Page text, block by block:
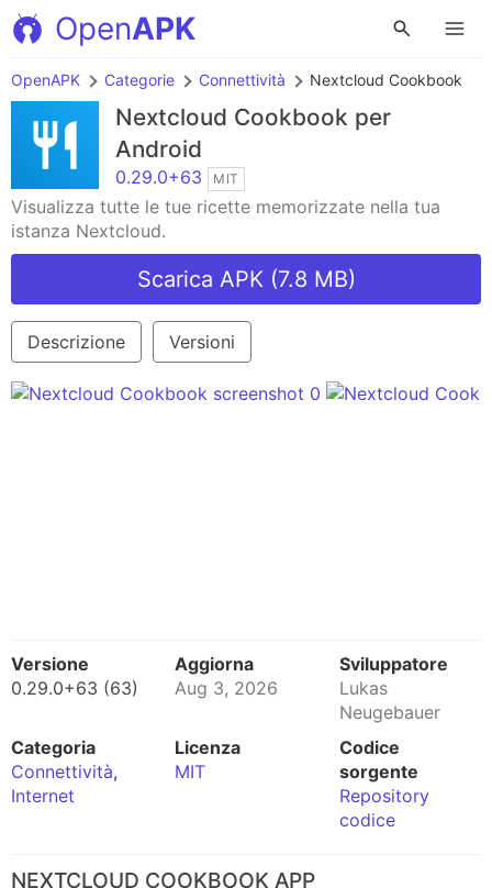
OpenAPK
OpenAPK Categorie Connettività Nextcloud Cookbook
Nextcloud Cookbook per
Android
0.29.0+63 MIT
Visualizza tutte le tue ricette memorizzate nella tua
istanza Nextcloud.
Scarica APK (7.8 MB)
Descrizione Versioni
Versione
0.29.0+63 (63)
Aggiorna
Aug 3, 2026
Sviluppatore
Lukas
Neugebauer
Categoria
Connettività,
Internet
Licenza
MIT
Codice
sorgente
Repository
codice
NEXTCLOUD COOKBOOK APP